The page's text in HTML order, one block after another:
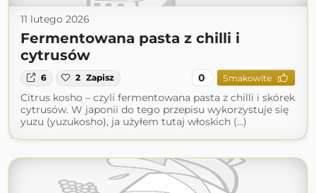
11 lutego 2026
Fermentowana pasta z chilli i
cytrusów
6 2 Zapisz 0 Smakowite
Citrus kosho – czyli fermentowana pasta z chilli i skórek
cytrusów. W japonii do tego przepisu wykorzystuje się
yuzu (yuzukosho), ja użyłem tutaj włoskich (...)